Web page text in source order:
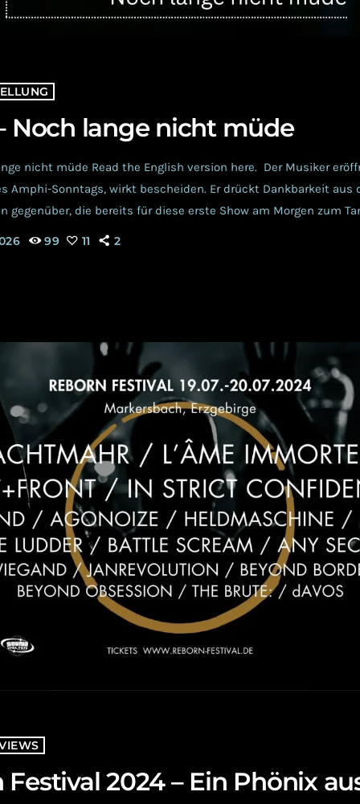
Noch lange nicht müde
nicht müde Read the English version here. Der Musiker
Amphi-Sonntags, wirkt bescheiden. Er drückt Dankbarkeit aus
gegenüber, die bereits für diese erste Show am Morgen zum
Jay Taylor ist das charismatische Mastermind hinter j:dead. Der
99 11 2
Festival 2024 – Ein Phönix